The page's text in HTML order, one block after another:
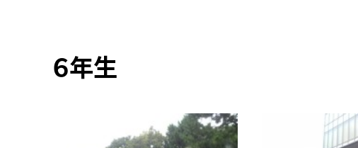
６年生